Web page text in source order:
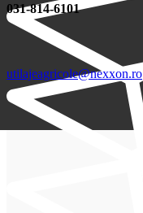
031-814-6101
utilajeagricole@nexxon.ro